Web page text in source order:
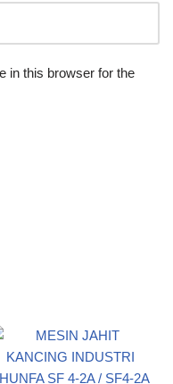
in this browser for the